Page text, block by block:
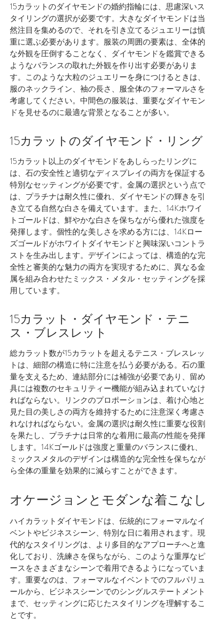
15カラットのダイヤモンドの婚約指輪には、思慮深いス
タイリングの選択が必要です。大きなダイヤモンドは当
然注目を集めるので、それを引き立てるジュエリーは慎
重に選ぶ必要があります。服装の周囲の要素は、全体的
な外観を圧倒することなく、ダイヤモンドを鑑賞できる
ようなバランスの取れた外観を作り出す必要がありま
す。このような大粒のジュエリーを身につけるときは、
服のネックライン、袖の長さ、服全体のフォーマルさを
考慮してください。中間色の服装は、重要なダイヤモン
ドを見せるのに最適な背景となることが多い。
15カラットのダイヤモンド・リング
15カラット以上のダイヤモンドをあしらったリングに
は、石の安全性と適切なディスプレイの両方を保証する
特別なセッティングが必要です。金属の選択という点で
は、プラチナは耐久性に優れ、ダイヤモンドの輝きを引
き立てる自然な白さを備えています。また、14Kホワイ
トゴールドは、鮮やかな白さを保ちながら優れた強度を
発揮します。個性的な美しさを求める方には、14Kロー
ズゴールドがホワイトダイヤモンドと興味深いコントラ
ストを生み出します。デザインによっては、構造的な完
全性と審美的な魅力の両方を実現するために、異なる金
属を組み合わせたミックス・メタル・セッティングを採
用しています。
15カラット・ダイヤモンド・テニ
ス・ブレスレット
総カラット数が15カラットを超えるテニス・ブレスレッ
トは、細部の構造に特に注意を払う必要がある。石の重
量を支えるため、連結部分には補強が必要であり、留め
具には複数のセキュリティー機能が組み込まれていなけ
ればならない。リンクのプロポーションは、着け心地と
見た目の美しさの両方を維持するために注意深く考慮さ
れなければならない。金属の選択は耐久性に重要な役割
を果たし、プラチナは日常的な着用に最高の性能を発揮
します。14Kゴールドは強度と重量のバランスに優れ、
ミックスメタルのデザインは構造的な完全性を保ちなが
ら全体の重量を効果的に減らすことができます。
オケージョンとモダンな着こなし
ハイカラットダイヤモンドは、伝統的にフォーマルなイ
ベントやビジネスシーン、特別な日に着用されます。現
代的なスタイリングは、より多目的なアプローチへと進
化しており、洗練さを保ちながら、このような重厚なピ
ースをさまざまなシーンで着用できるようになっていま
す。重要なのは、フォーマルなイベントでのフルパリュ
ールから、ビジネスシーンでのシングルステートメント
まで、セッティングに応じたスタイリングを理解するこ
とです。